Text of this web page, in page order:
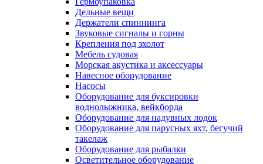
Дельные вещи
Держатели спиннинга
Звуковые сигналы и горны
Крепления под эхолот
Мебель судовая
Морская акустика и аксессуары
Навесное оборудование
Насосы
Оборудование для буксировки
воднолыжника, вейкборда
Оборудование для надувных лодок
Оборудование для парусных яхт, бегучий
такелаж
Оборудование для рыбалки
Осветительное оборудование